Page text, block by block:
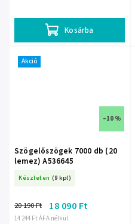
Kosárba
Akció
–10 %
Szögelőszögek 7000 db (20
lemez) A536645
Készleten (9 kpl)
14 244 Ft ÁFA nélkül
20 190 Ft 18 090 Ft